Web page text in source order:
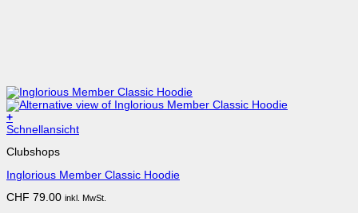
+
Schnellansicht
Clubshops
Inglorious Member Classic Hoodie
CHF 79.00 inkl. MwSt.